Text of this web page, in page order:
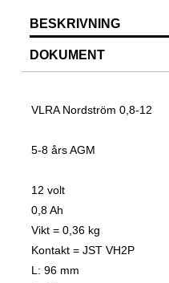
BESKRIVNING
DOKUMENT
VLRA Nordström 0,8-12
5-8 års AGM
12 volt
0,8 Ah
Vikt = 0,36 kg
Kontakt = JST VH2P
L: 96 mm